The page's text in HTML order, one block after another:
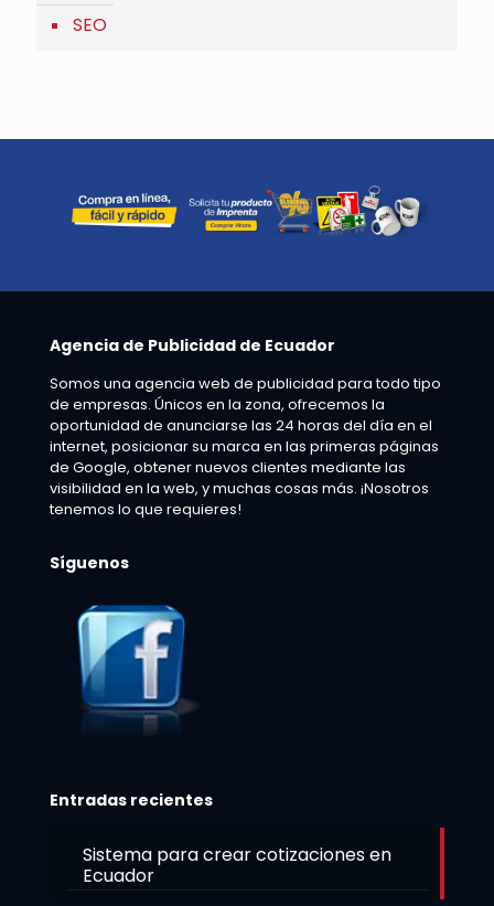
SEO
Agencia de Publicidad de Ecuador
Somos una agencia web de publicidad para todo tipo
de empresas. Únicos en la zona, ofrecemos la
oportunidad de anunciarse las 24 horas del día en el
internet, posicionar su marca en las primeras páginas
de Google, obtener nuevos clientes mediante las
visibilidad en la web, y muchas cosas más. ¡Nosotros
tenemos lo que requieres!
Síguenos
Entradas recientes
Sistema para crear cotizaciones en
Ecuador